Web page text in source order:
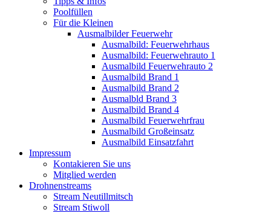
Poolfüllen
Für die Kleinen
Ausmalbilder Feuerwehr
Ausmalbild: Feuerwehrhaus
Ausmalbild: Feuerwehrauto 1
Ausmalbild Feuerwehrauto 2
Ausmalbild Brand 1
Ausmalbild Brand 2
Ausmalbld Brand 3
Ausmalbild Brand 4
Ausmalbild Feuerwehrfrau
Ausmalbild Großeinsatz
Ausmalbild Einsatzfahrt
Impressum
Kontakieren Sie uns
Mitglied werden
Drohnenstreams
Stream Neutillmitsch
Stream Stiwoll